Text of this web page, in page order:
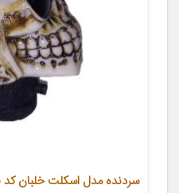
سردنده مدل اسکلت خلبان کد 315